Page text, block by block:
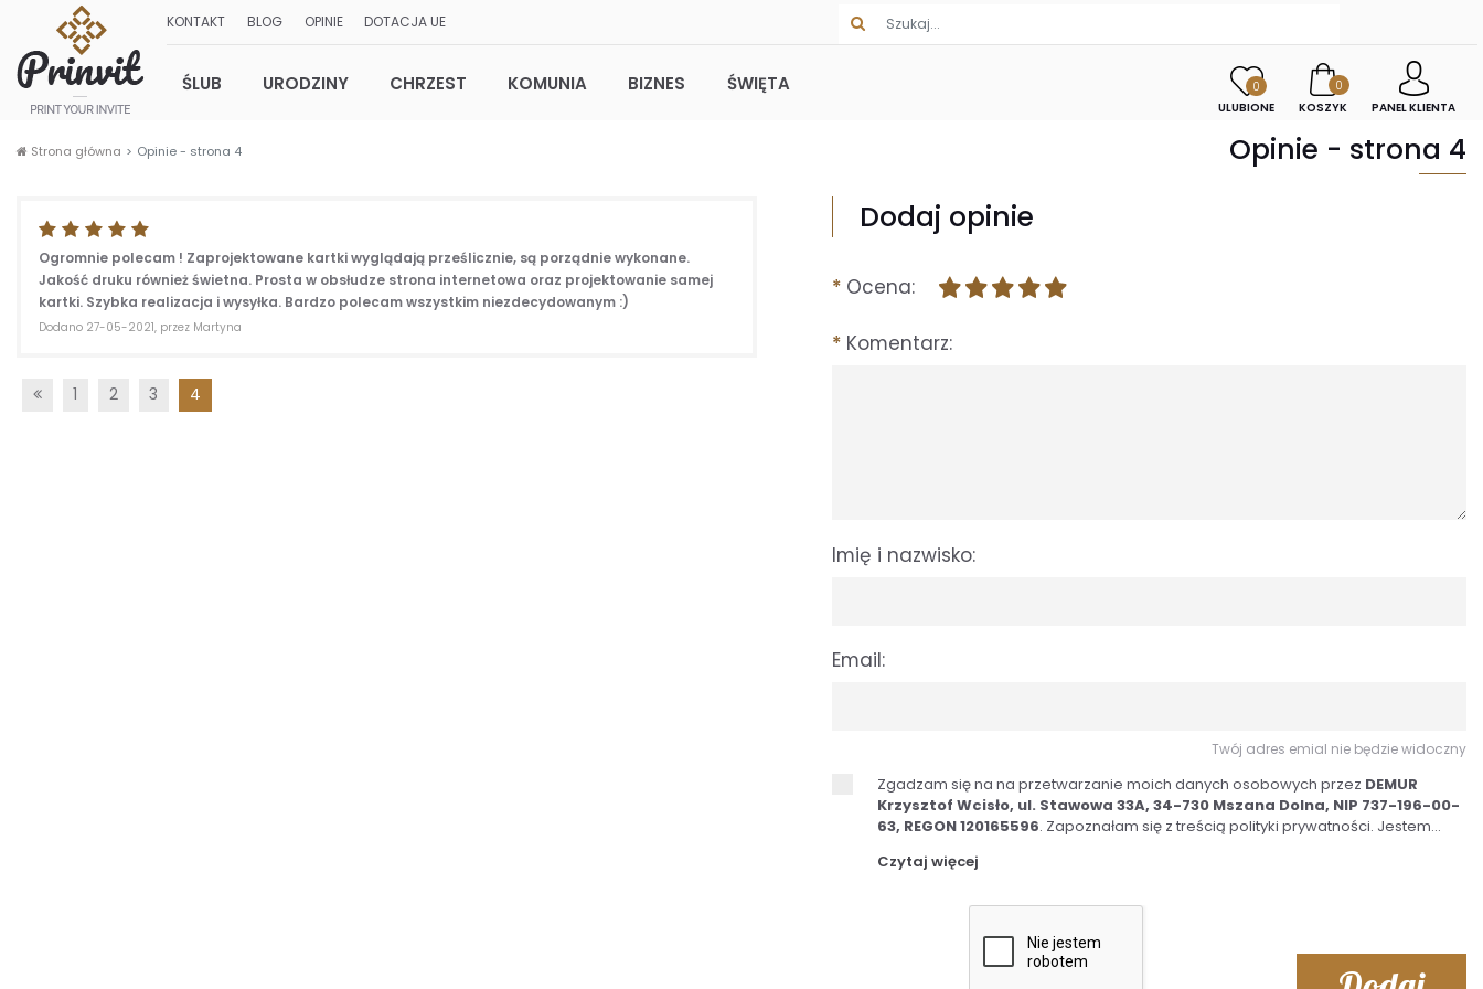
KONTAKT BLOG OPINIE DOTACJA UE
ŚLUB URODZINY CHRZEST KOMUNIA BIZNES ŚWIĘTA
0
ULUBIONE
0
KOSZYK
PANEL KLIENTA
Strona główna Opinie - strona 4 Opinie - strona 4
Ogromnie polecam ! Zaprojektowane kartki wyglądają prześlicznie, są porządnie wykonane.
Jakość druku również świetna. Prosta w obsłudze strona internetowa oraz projektowanie samej
kartki. Szybka realizacja i wysyłka. Bardzo polecam wszystkim niezdecydowanym :)
Dodano 27-05-2021, przez Martyna
Poprzednia
1 2 3 4
Dodaj opinie
Ocena
Komentarz
Imię i nazwisko
Email
Twój adres emial nie będzie widoczny
Zgadzam się na na przetwarzanie moich danych osobowych przez DEMUR
Krzysztof Wcisło, ul. Stawowa 33A, 34-730 Mszana Dolna, NIP 737-196-00-
63, REGON 120165596. Zapoznałam się z treścią polityki prywatności. Jestem...
Czytaj więcej